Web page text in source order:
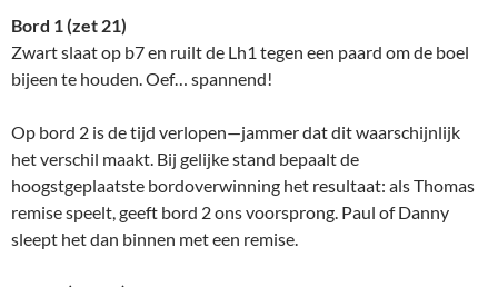
Bord 1 (zet 21)
Zwart slaat op b7 en ruilt de Lh1 tegen een paard om de boel
bijeen te houden. Oef… spannend!
Op bord 2 is de tijd verlopen—jamm­er dat dit waarschijnlijk
het verschil maakt. Bij gelijke stand bepaalt de
hoogstgeplaatste bordoverwinning het resultaat: als Thomas
remise speelt, geeft bord 2 ons voorsprong. Paul of Danny
sleept het dan binnen met een remise.